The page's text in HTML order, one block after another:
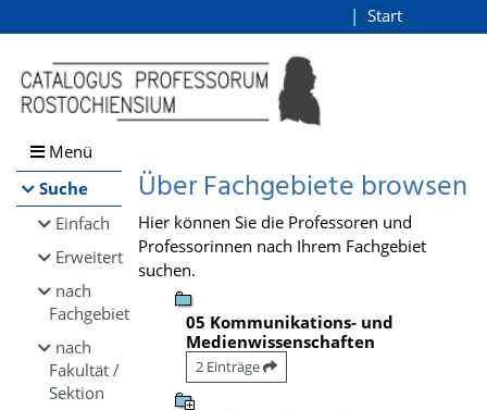
Browsen
direkt zum Inhalt
Start
Menü
Suche
Einfach
Erweitert
nach
Fachgebiet
nach
Fakultät /
Sektion
Über Fachgebiete browsen
Hier können Sie die Professoren und
Professorinnen nach Ihrem Fachgebiet
suchen.
05 Kommunikations- und
Medienwissenschaften
2 Einträge